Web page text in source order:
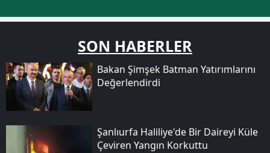
SON HABERLER
Bakan Şimşek Batman Yatırımlarını
Değerlendirdi
Şanlıurfa Haliliye'de Bir Daireyi Küle
Çeviren Yangın Korkuttu